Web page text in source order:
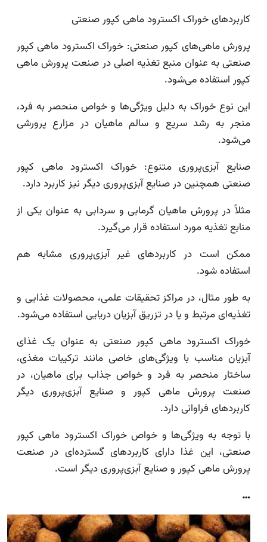
کاربردهای خوراک اکسترود ماهی کپور صنعتی
پرورش ماهی‌های کپور صنعتی: خوراک اکسترود ماهی کپور
صنعتی به عنوان منبع تغذیه اصلی در صنعت پرورش ماهی
کپور استفاده می‌شود.
این نوع خوراک به دلیل ویژگی‌ها و خواص منحصر به فرد،
منجر به رشد سریع و سالم ماهیان در مزارع پرورشی
می‌شود.
صنایع آبزی‌پروری متنوع: خوراک اکسترود ماهی کپور
صنعتی همچنین در صنایع آبزی‌پروری دیگر نیز کاربرد دارد.
مثلاً در پرورش ماهیان گرمابی و سردابی به عنوان یکی از
منابع تغذیه مورد استفاده قرار می‌گیرد.
ممکن است در کاربردهای غیر آبزی‌پروری مشابه هم
استفاده شود.
به طور مثال، در مراکز تحقیقات علمی، محصولات غذایی و
تغذیه‌ای مرتبط و یا در تزریق آبزیان دریایی استفاده می‌شود.
خوراک اکسترود ماهی کپور صنعتی به عنوان یک غذای
آبزیان مناسب با ویژگی‌های خاصی مانند ترکیبات مغذی،
ساختار منحصر به فرد و خواص جذاب برای ماهیان، در
صنعت پرورش ماهی کپور و صنایع آبزی‌پروری دیگر
کاربردهای فراوانی دارد.
با توجه به ویژگی‌ها و خواص خوراک اکسترود ماهی کپور
صنعتی، این غذا دارای کاربردهای گسترده‌ای در صنعت
پرورش ماهی کپور و صنایع آبزی‌پروری دیگر است.
…